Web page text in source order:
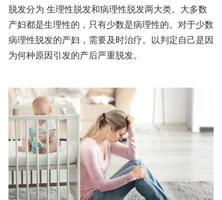
脱发分为 生理性脱发和病理性脱发两大类。大多数
产妇都是生理性的，只有少数是病理性的。对于少数
病理性脱发的产妇，需要及时治疗。以判定自己是因
为何种原因引发的产后严重脱发。